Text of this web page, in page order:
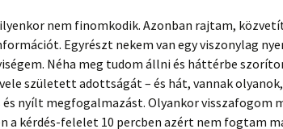
nem finomkodik. Azonban rajtam,
Egyrészt nekem van egy viszonylag
Néha meg tudom állni és háttérbe
született adottságát – és hát, vannak
és nyílt megfogalmazást. Olyankor visszafogom
a kérdés-felelet 10 percben azért nem fogtam